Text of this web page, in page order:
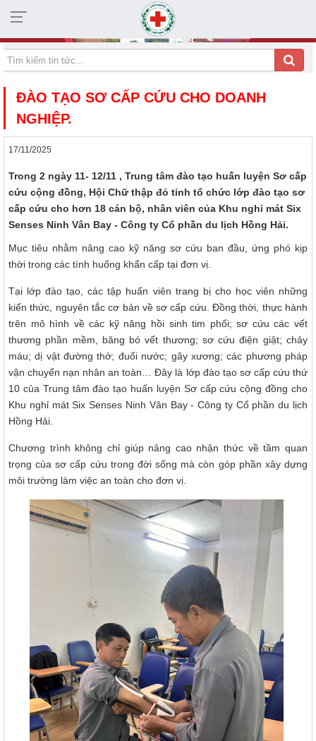
HỘI CHỮ THẬP ĐỎ TỈNH KHÁNH HÒA
ĐÀO TẠO SƠ CẤP CỨU CHO DOANH
NGHIỆP.
17/11/2025
Trong 2 ngày 11- 12/11 , Trung tâm đào tạo huấn luyện Sơ cấp
cứu cộng đồng, Hội Chữ thập đỏ tỉnh tổ chức lớp đào tạo sơ
cấp cứu cho hơn 18 cán bộ, nhân viên của Khu nghỉ mát Six
Senses Ninh Vân Bay - Công ty Cổ phần du lịch Hồng Hải.
Mục tiêu nhằm nâng cao kỹ năng sơ cứu ban đầu, ứng phó kịp
thời trong các tình huống khẩn cấp tại đơn vị.
Tại lớp đào tạo, các tập huấn viên trang bị cho học viên những
kiến thức, nguyên tắc cơ bản về sơ cấp cứu. Đồng thời, thực hành
trên mô hình về các kỹ năng hồi sinh tim phổi; sơ cứu các vết
thương phần mềm, băng bó vết thương; sơ cứu điện giật; chảy
máu; dị vật đường thở; đuối nước; gãy xương; các phương pháp
vận chuyển nạn nhân an toàn… Đây là lớp đào tạo sơ cấp cứu thứ
10 của Trung tâm đào tạo huấn luyện Sơ cấp cứu cộng đồng cho
Khu nghỉ mát Six Senses Ninh Vân Bay - Công ty Cổ phần du lịch
Hồng Hải.
Chương trình không chỉ giúp nâng cao nhận thức về tầm quan
trọng của sơ cấp cứu trong đời sống mà còn góp phần xây dựng
môi trường làm việc an toàn cho đơn vị.